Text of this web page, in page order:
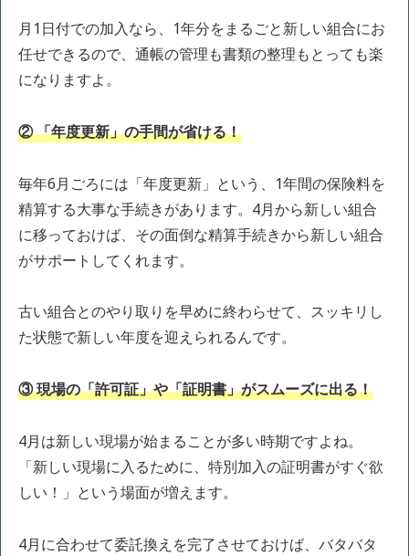
月1日付での加入なら、1年分をまるごと新しい組合にお
任せできるので、通帳の管理も書類の整理もとっても楽
になりますよ。
② 「年度更新」の手間が省ける！
毎年6月ごろには「年度更新」という、1年間の保険料を
精算する大事な手続きがあります。4月から新しい組合
に移っておけば、その面倒な精算手続きから新しい組合
がサポートしてくれます。
古い組合とのやり取りを早めに終わらせて、スッキリし
た状態で新しい年度を迎えられるんです。
③ 現場の「許可証」や「証明書」がスムーズに出る！
4月は新しい現場が始まることが多い時期ですよね。
「新しい現場に入るために、特別加入の証明書がすぐ欲
しい！」という場面が増えます。
4月に合わせて委託換えを完了させておけば、バタバタ